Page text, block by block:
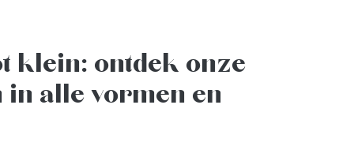
klein: ontdek onze
alle vormen en